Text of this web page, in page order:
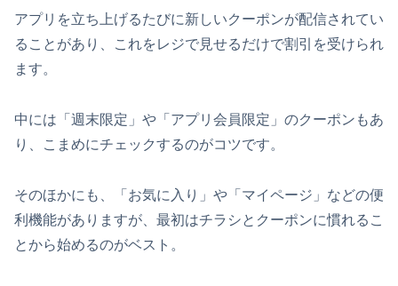
アプリを立ち上げるたびに新しいクーポンが配信されてい
ることがあり、これをレジで見せるだけで割引を受けられ
ます。
中には「週末限定」や「アプリ会員限定」のクーポンもあ
り、こまめにチェックするのがコツです。
そのほかにも、「お気に入り」や「マイページ」などの便
利機能がありますが、最初はチラシとクーポンに慣れるこ
とから始めるのがベスト。